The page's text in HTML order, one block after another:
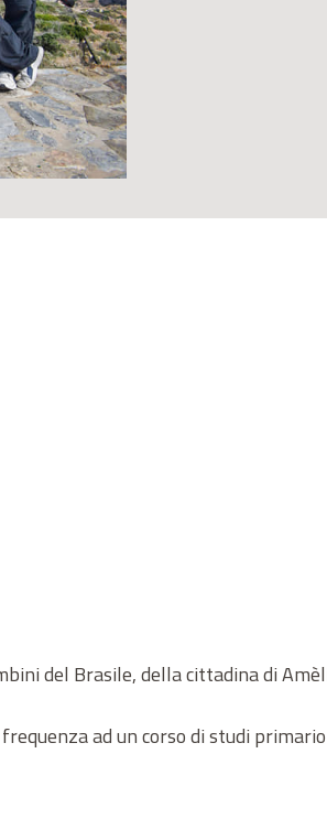
del Brasile, della cittadina di
ad un corso di studi